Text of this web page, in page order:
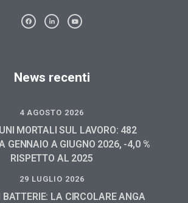
News recenti
4 AGOSTO 2026
MORTALI SUL LAVORO: 482
GENNAIO A GIUGNO 2026, -4,0 %
RISPETTO AL 2025
29 LUGLIO 2026
BATTERIE: LA CIRCOLARE ANGA